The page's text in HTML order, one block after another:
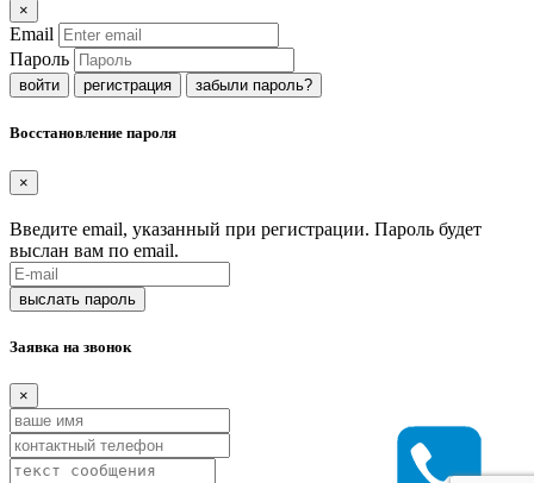
×
Email
Пароль
регистрация забыли пароль?
Восстановление пароля
×
Введите email, указанный при регистрации. Пароль будет
выслан вам по email.
Заявка на звонок
×